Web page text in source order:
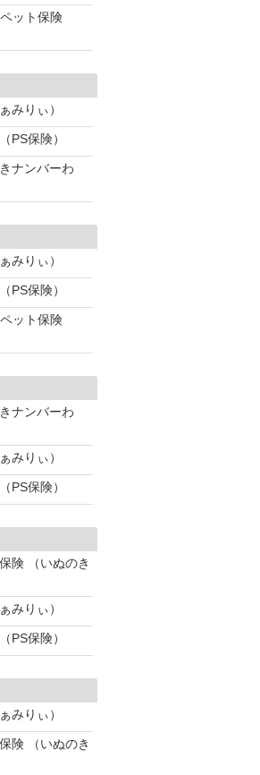
ット保険
みりぃ）
PS保険）
ナンバーわ
みりぃ）
PS保険）
ット保険
ナンバーわ
みりぃ）
PS保険）
険 （いぬのき
みりぃ）
PS保険）
みりぃ）
険 （いぬのき